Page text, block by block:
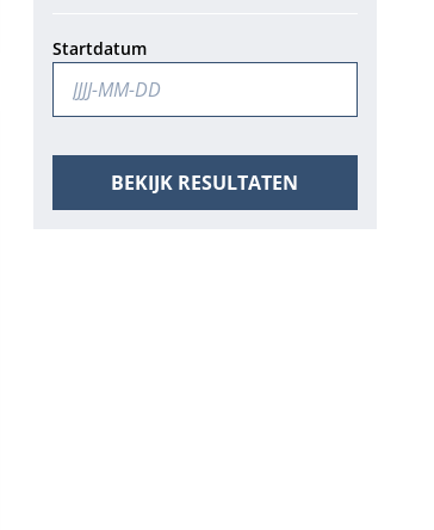
Startdatum
BEKIJK RESULTATEN